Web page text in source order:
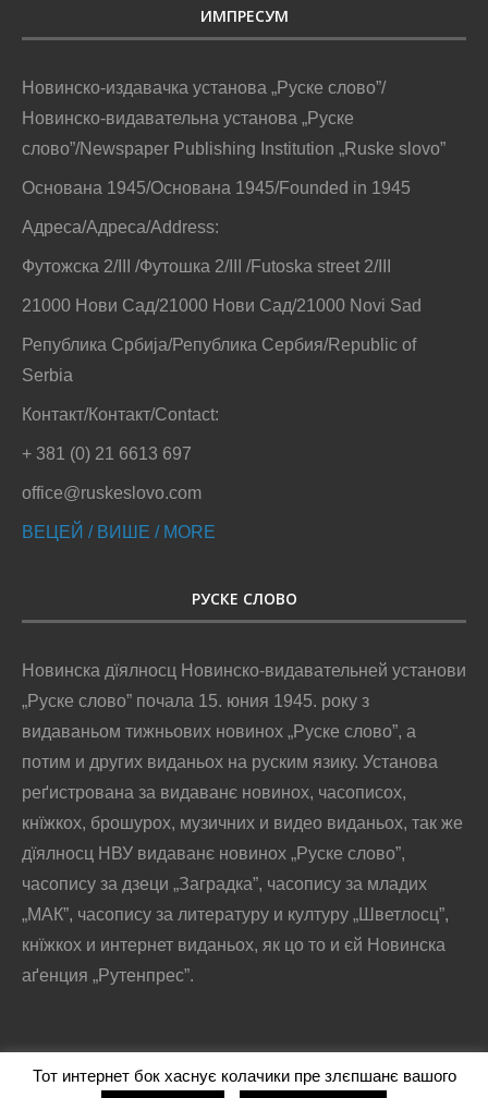
ИМПРЕСУМ
Новинско-издавачка установа „Руске слово”/
Новинско-видавательна установа „Руске
слово”/Newspaper Publishing Institution „Ruske slovo”
Основана 1945/Основана 1945/Founded in 1945
Адреса/Адреса/Address:
Футожска 2/III /Футошка 2/III /Futoska street 2/III
21000 Нови Сад/21000 Нови Сад/21000 Novi Sad
Република Србија/Република Сербия/Republic of
Serbia
Контакт/Контакт/Contact:
+ 381 (0) 21 6613 697
office@ruskeslovo.com
ВЕЦЕЙ / ВИШЕ / MORE
РУСКЕ СЛОВО
Новинска дїялносц Новинско-видавательней установи
„Руске слово” почала 15. юния 1945. року з
видаваньом тижньових новинох „Руске слово”, а
потим и других виданьох на руским язику. Установа
реґистрована за видаванє новинох, часописох,
кнїжкох, брошурох, музичних и видео виданьох, так же
дїялносц НВУ видаванє новинох „Руске слово”,
часопису за дзеци „Заградка”, часопису за младих
„МАК”, часопису за литературу и културу „Шветлосц”,
кнїжкох и интернет виданьох, як цо то и єй Новинска
аґенция „Рутенпрес”.
@2016 - РУСКЕ СЛОВО
Тот интернет бок хаснує колачики пре злєпшанє вашого